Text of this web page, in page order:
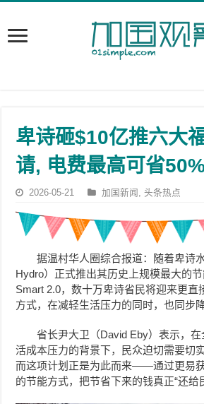
卑诗砸$10亿推六大
请, 电费最高可省
2026-05-21 加国新闻 ,头条热点
据温村华人圈综合报道：随着卑诗
Hydro）正式推出其历史上规模最大的
Smart 2.0，数十万卑诗省民将迎来更直
方式，在减轻生活压力的同时，也同步
省长尹大卫（David Eby）表示，
活成本压力的背景下，民众迫切需要切
而这项计划正是为此而来——通过更易
的节能方式，把节省下来的钱真正“还给